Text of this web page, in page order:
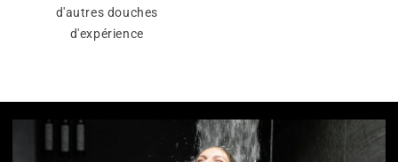
d'autres douches
d'expérience